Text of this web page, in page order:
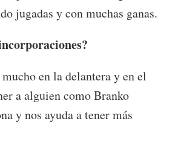
jugadas y con muchas ganas.
en la delantera y en el
a alguien como Branko
y nos ayuda a tener más